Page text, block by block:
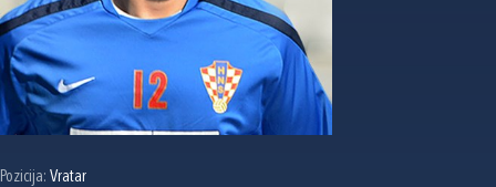
Pozicija: Vratar